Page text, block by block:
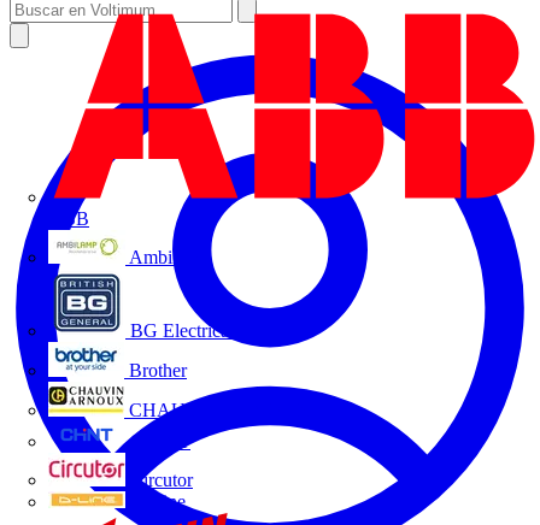
ABB
Ambilamp
BG Electrical
Brother
CHAUVIN ARNOUX
CHINT
Circutor
D-Line